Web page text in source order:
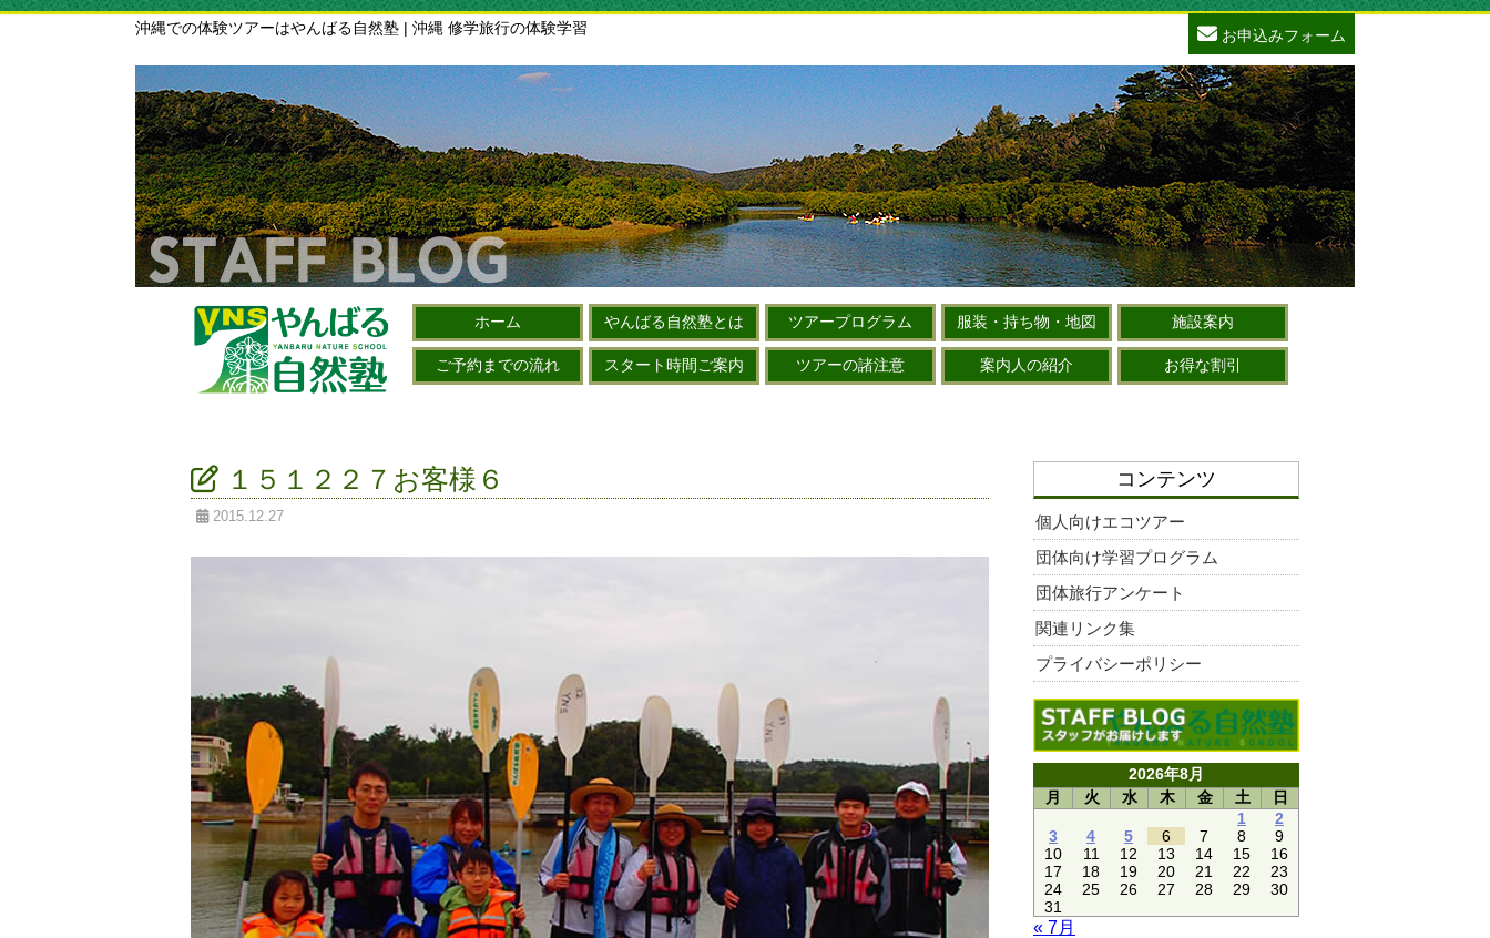
沖縄での体験ツアーはやんばる自然塾 | 沖縄 修学旅行の体験学習 お申込みフォーム
ホーム やんばる自然塾とは ツアープログラム 服装・持ち物・地図 施設案内
ご予約までの流れ スタート時間ご案内 ツアーの諸注意 案内人の紹介 お得な割引
１５１２２７お客様６
2015.12.27
コンテンツ
個人向けエコツアー
団体向け学習プログラム
団体旅行アンケート
関連リンク集
プライバシーポリシー
2026年8月
月
火 水 木 金 土
日
1
2
3
4 5 6 7 8
9
10
11 12 13 14 15
16
17
18 19 20 21 22
23
24
25 26 27 28 29
30
31
« 7月